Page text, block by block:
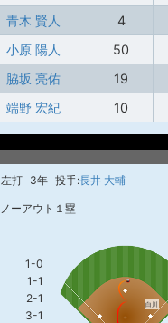
青木 賢人 4
小原 陽人 50
脇坂 亮佑 19
端野 宏紀 10
左打 3年 投手:長井 大輔
ノーアウト１塁
1-0
1-1
2-1
3-1
白川